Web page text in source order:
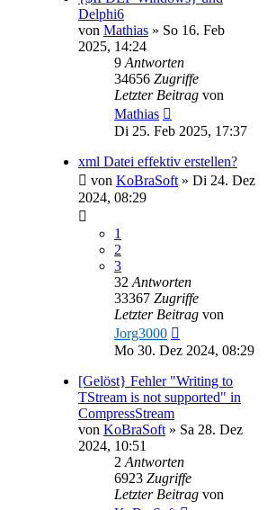
Delphi6
von Mathias » So 16. Feb
2025, 14:24
9 Antworten
34656 Zugriffe
Letzter Beitrag von
Mathias
Di 25. Feb 2025, 17:37
xml Datei effektiv erstellen?
von KoBraSoft » Di 24. Dez
2024, 08:29
1
2
3
32 Antworten
33367 Zugriffe
Letzter Beitrag von
Jorg3000
Mo 30. Dez 2024, 08:29
[Gelöst} Fehler "Writing to
TStream is not supported" in
CompressStream
von KoBraSoft » Sa 28. Dez
2024, 10:51
2 Antworten
6923 Zugriffe
Letzter Beitrag von